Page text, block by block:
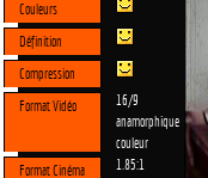
Couleurs
Définition
Compression
Format Vidéo
16/9
anamorphique
couleur
Format Cinéma
1.85:1